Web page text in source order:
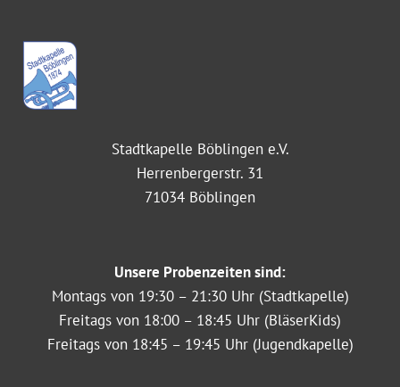
Stadtkapelle Böblingen e.V.
Herrenbergerstr. 31
71034 Böblingen
Unsere Probenzeiten sind:
Montags von 19:30 – 21:30 Uhr (Stadtkapelle)
Freitags von 18:00 – 18:45 Uhr (BläserKids)
Freitags von 18:45 – 19:45 Uhr (Jugendkapelle)